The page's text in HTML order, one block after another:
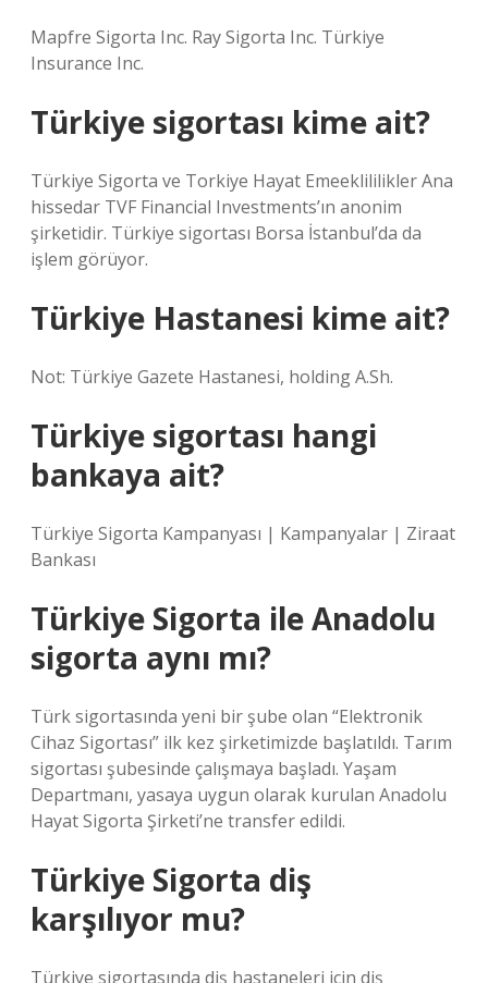
Mapfre Sigorta Inc. Ray Sigorta Inc. Türkiye
Insurance Inc.
Türkiye sigortası kime ait?
Türkiye Sigorta ve Torkiye Hayat Emeeklililikler Ana
hissedar TVF Financial Investments’ın anonim
şirketidir. Türkiye sigortası Borsa İstanbul’da da
işlem görüyor.
Türkiye Hastanesi kime ait?
Not: Türkiye Gazete Hastanesi, holding A.Sh.
Türkiye sigortası hangi
bankaya ait?
Türkiye Sigorta Kampanyası | Kampanyalar | Ziraat
Bankası
Türkiye Sigorta ile Anadolu
sigorta aynı mı?
Türk sigortasında yeni bir şube olan “Elektronik
Cihaz Sigortası” ilk kez şirketimizde başlatıldı. Tarım
sigortası şubesinde çalışmaya başladı. Yaşam
Departmanı, yasaya uygun olarak kurulan Anadolu
Hayat Sigorta Şirketi’ne transfer edildi.
Türkiye Sigorta diş
karşılıyor mu?
Türkiye sigortasında diş hastaneleri için diş